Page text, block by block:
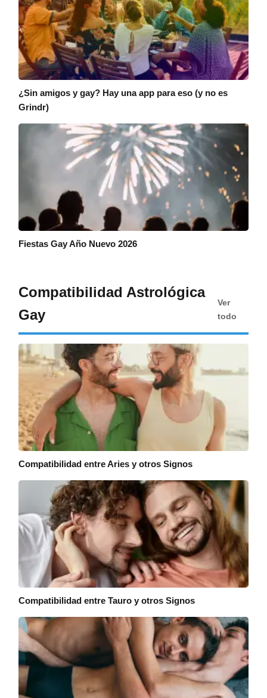
¿Sin amigos y gay? Hay una app para eso (y no es
Grindr)
Fiestas Gay Año Nuevo 2026
Compatibilidad Astrológica
Gay
Ver
todo
Compatibilidad entre Aries y otros Signos
Compatibilidad entre Tauro y otros Signos